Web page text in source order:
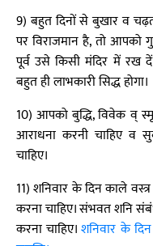
9) बहुत दिनों से बुखार व
पर विराजमान है, तो
पूर्व उसे किसी मंदिर में
बहुत ही लाभकारी सिद्ध होगा।
10) आपको बुद्धि, विवेक व्
आराधना करनी चाहिए व
चाहिए।
11) शनिवार के दिन काले
करना चाहिए। संभवत शनि
करना चाहिए।शनिवार के